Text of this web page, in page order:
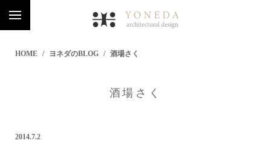
HOME ヨネダのBLOG 酒場さく
酒場さく
2014.7.2